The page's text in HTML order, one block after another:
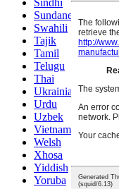
Sundanese
Swahili
Tajik
Tamil
Telugu
Thai
Ukrainian
Urdu
Uzbek
Vietnamese
Welsh
Xhosa
Yiddish
Yoruba